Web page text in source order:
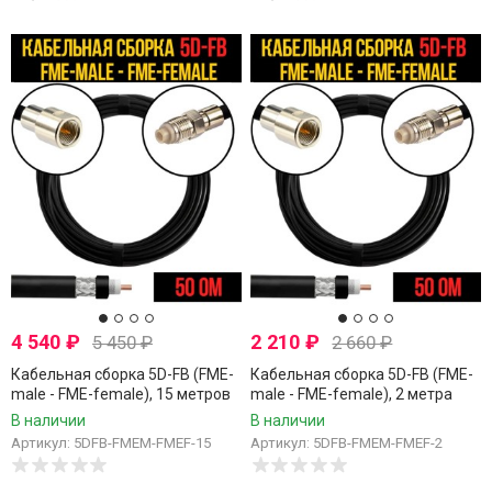
4 540 ₽ 5 450₽
Кабельная сборка 5D-FB (FME-
male - FME-female), 15 метров
В наличии
Артикул: 5DFB-FMEM-FMEF-15
2 210₽ 2 660₽
Кабельная сборка 5D-FB (FME-
male - FME-female), 2 метра
В наличии
Артикул: 5DFB-FMEM-FMEF-2